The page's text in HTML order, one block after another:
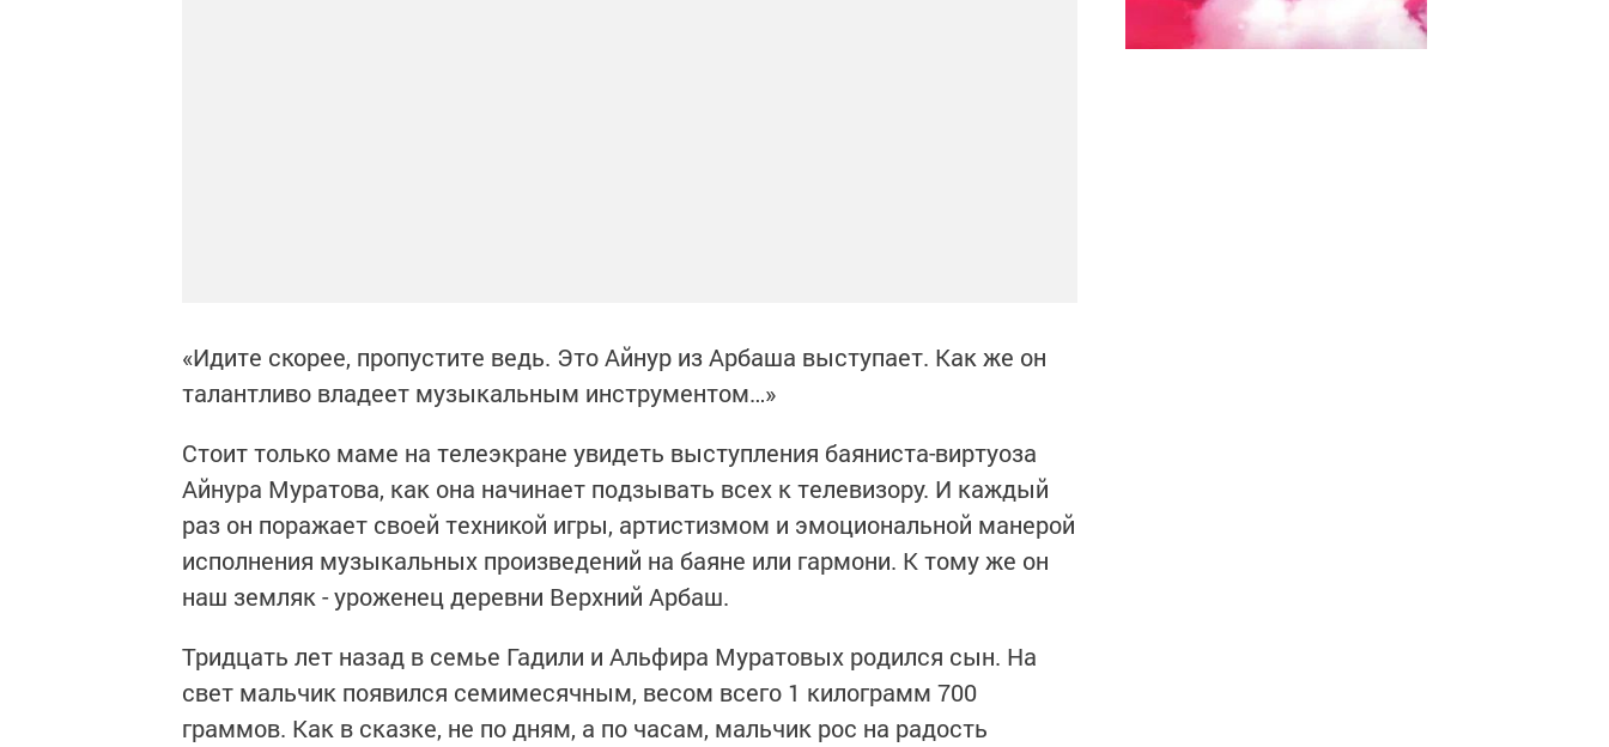
«Идите скорее, пропустите ведь. Это Айнур из Арбаша выступает. Как же он
талантливо владеет музыкальным инструментом…»
Стоит только маме на телеэкране увидеть выступления баяниста-виртуоза
Айнура Муратова, как она начинает подзывать всех к телевизору. И каждый
раз он поражает своей техникой игры, артистизмом и эмоциональной манерой
исполнения музыкальных произведений на баяне или гармони. К тому же он
наш земляк - уроженец деревни Верхний Арбаш.
Тридцать лет назад в семье Гадили и Альфира Муратовых родился сын. На
свет мальчик появился семимесячным, весом всего 1 килограмм 700
граммов. Как в сказке, не по дням, а по часам, мальчик рос на радость